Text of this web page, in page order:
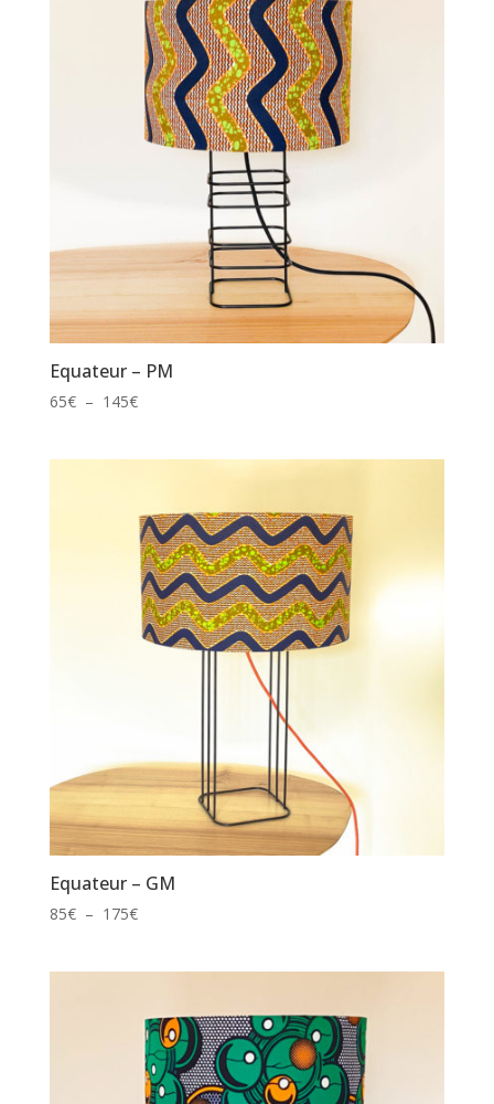
175€
Equateur – PM
65€ – 145€Plage
145€
Equateur – GM
85€ – 175€Plage
175€